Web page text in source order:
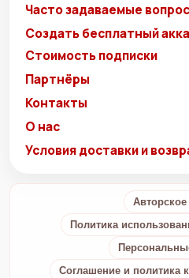
Часто задаваемые
Создать бесплатный
Стоимость подписки
Партнёры
Контакты
О нас
Условия доставки и
Политика
Соглашение и политика